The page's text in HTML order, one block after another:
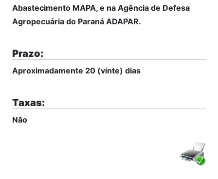
Abastecimento MAPA, e na Agência de Defesa
Agropecuária do Paraná ADAPAR.
Prazo:
Aproximadamente 20 (vinte) dias
Taxas:
Não